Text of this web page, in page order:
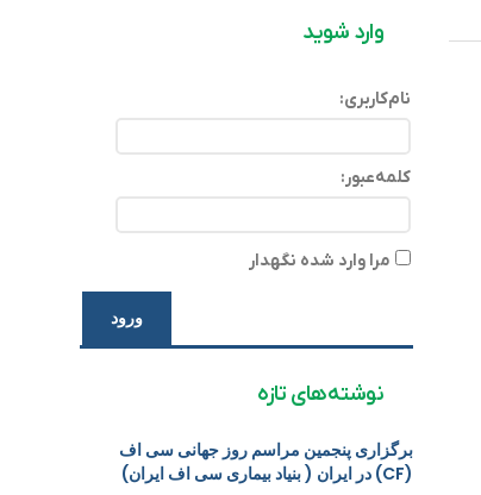
وارد شوید
نام‌کاربری:
کلمه‌عبور:
مرا وارد شده نگهدار
ورود
نوشته‌های تازه
برگزاری پنجمین مراسم روز جهانی سی اف
(CF) در ایران ( بنیاد بیماری سی اف ایران)